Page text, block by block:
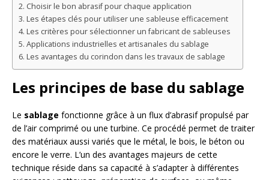
Choisir le bon abrasif pour chaque application
Les étapes clés pour utiliser une sableuse efficacement
Les critères pour sélectionner un fabricant de sableuses
Applications industrielles et artisanales du sablage
Les avantages du corindon dans les travaux de sablage
Les principes de base du sablage
Le sablage fonctionne grâce à un flux d’abrasif propulsé par
de l’air comprimé ou une turbine. Ce procédé permet de traiter
des matériaux aussi variés que le métal, le bois, le béton ou
encore le verre. L’un des avantages majeurs de cette
technique réside dans sa capacité à s’adapter à différentes